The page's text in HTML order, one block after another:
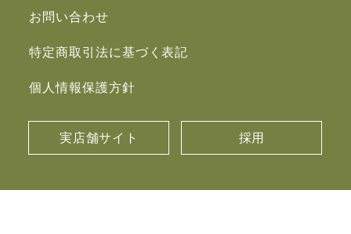
お問い合わせ
特定商取引法に基づく表記
個人情報保護方針
実店舗サイト 採用